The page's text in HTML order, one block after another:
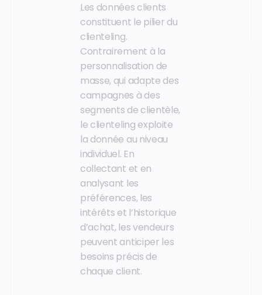
Les données clients
constituent le pilier du
clienteling.
Contrairement à la
personnalisation de
masse, qui adapte des
campagnes à des
segments de clientèle,
le clienteling exploite
la donnée au niveau
individuel. En
collectant et en
analysant les
préférences, les
intérêts et l’historique
d’achat, les vendeurs
peuvent anticiper les
besoins précis de
chaque client.